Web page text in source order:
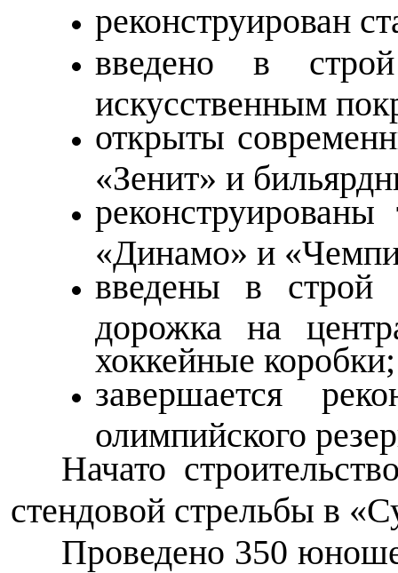
реконструирован
введено в
искусственным
открыты
«Зенит» и
«Динамо» и
введены в строй
дорожка на
хоккейные коробки;
завершается
олимпийского
Начато
стендовой стрельбы в
Проведено 350